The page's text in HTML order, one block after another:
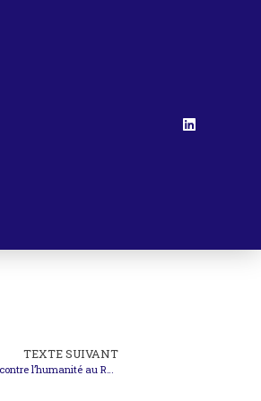
TEXTE SUIVANT
Astou Fall – Le traitement juridictionnel du crime de génocide et des crimes contre l’humanité au Rwanda